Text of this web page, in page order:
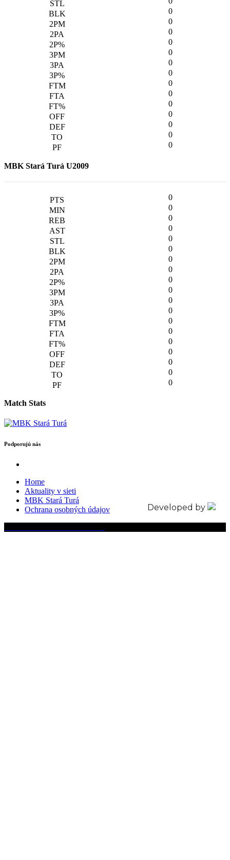
0
0
0
0
0
0
0
0
0
0
0
0
0
0
MBK Stará Turá U2009
0
0
0
0
0
0
0
0
0
0
0
0
0
0
0
0
0
0
0
Match Stats
Podporujú nás
Home
Aktuality v sieti
MBK Stará Turá
Ochrana osobných údajov
Developed by